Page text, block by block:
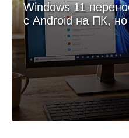
Windows 11
с Android на ПК,